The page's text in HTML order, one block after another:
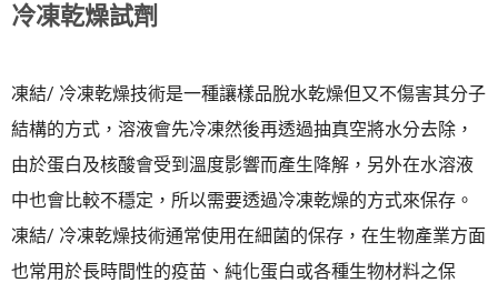
冷凍乾燥試劑
凍結/ 冷凍乾燥技術是一種讓樣品脫水乾燥但又不傷害其分子
結構的方式，溶液會先冷凍然後再透過抽真空將水分去除，
由於蛋白及核酸會受到溫度影響而產生降解，另外在水溶液
中也會比較不穩定，所以需要透過冷凍乾燥的方式來保存。
凍結/ 冷凍乾燥技術通常使用在細菌的保存，在生物產業方面
也常用於長時間性的疫苗、純化蛋白或各種生物材料之保